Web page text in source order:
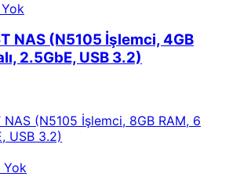
NAS (N5105 İşlemci, 4GB
2.5GbE, USB 3.2)
Yok